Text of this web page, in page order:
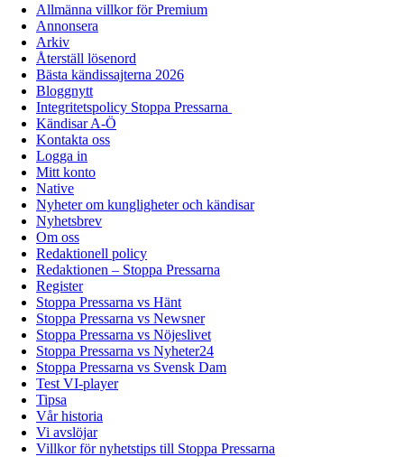
Allmänna villkor för Premium
Annonsera
Arkiv
Återställ lösenord
Bästa kändissajterna 2026
Bloggnytt
Integritetspolicy Stoppa Pressarna
Kändisar A-Ö
Kontakta oss
Logga in
Mitt konto
Native
Nyheter om kungligheter och kändisar
Nyhetsbrev
Om oss
Redaktionell policy
Redaktionen – Stoppa Pressarna
Register
Stoppa Pressarna vs Hänt
Stoppa Pressarna vs Newsner
Stoppa Pressarna vs Nöjeslivet
Stoppa Pressarna vs Nyheter24
Stoppa Pressarna vs Svensk Dam
Test VI-player
Tipsa
Vår historia
Vi avslöjar
Villkor för nyhetstips till Stoppa Pressarna